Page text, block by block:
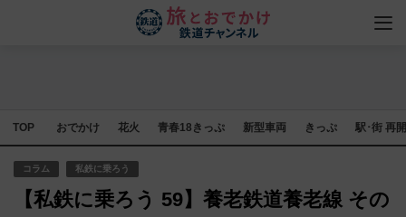
TOP おでかけ 花火 青春18きっぷ 新型車両 きっぷ 駅･街 再
コラム 私鉄に乗ろう
【私鉄に乗ろう 59】養老鉄道養老線 その